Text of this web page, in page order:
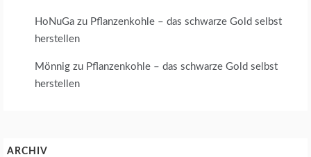
HoNuGa zu Pflanzenkohle – das schwarze Gold selbst
herstellen
Mönnig zu Pflanzenkohle – das schwarze Gold selbst
herstellen
ARCHIV